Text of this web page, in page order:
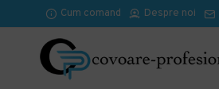
Cum comand Despre noi